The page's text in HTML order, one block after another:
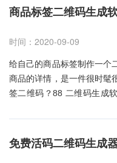
管理和跟踪图片。在没有使
图片或者图片链接之后，就
签。这一切在有了图片二
维码为例，您可以方便地从
多少人浏览了图片，这些人
看的时间热力图和地域热力
网站上的图片，您只需在
网址，然后在下面的文本框
动态多选框，点击生成按钮
序其他有用的价值，比方：
能够完成在线展现，商城展
业：设置产品展现、产品分
购买、优惠劵、产品拼团、
线下门店：经过发布小程序
店，发布产品，设置眼球互
的客户模板； 5、小程序开
码点餐、优惠劵活动、主页
序开发定制美妆职业：门
商品标签二维码生成
时间：2020-09-09
给自己的商品标签制作一个
商品的详情，是一件很时髦
签二维码？88 二维码生成
免费活码二维码生成